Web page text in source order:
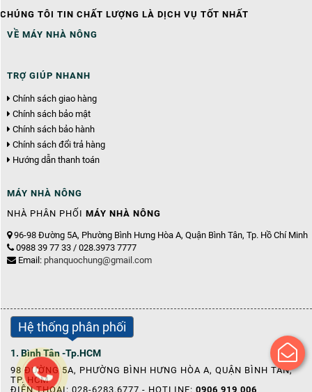
CHÚNG TÔI TIN CHẤT LƯỢNG LÀ DỊCH VỤ TỐT NHẤT
VỀ MÁY NHÀ NÔNG
TRỢ GIÚP NHANH
Chính sách giao hàng
Chính sách bảo mật
Chính sách bảo hành
Chính sách đổi trả hàng
Hướng dẫn thanh toán
MÁY NHÀ NÔNG
NHÀ PHÂN PHỐI MÁY NHÀ NÔNG
96-98 Đường 5A, Phường Bình Hưng Hòa A, Quận Bình Tân, Tp. Hồ Chí Minh
0988 39 77 33 / 028.3973 7777
Email: phanquochung@gmail.com
Hệ thống phân phối
1. Bình Tân -Tp.HCM
98 ĐƯỜNG 5A, PHƯỜNG BÌNH HƯNG HÒA A, QUẬN BÌNH TÂN,
TP. HCM
ĐIỆN THOẠI: 028-6283.6777 - HOTLINE: 0906 919 006